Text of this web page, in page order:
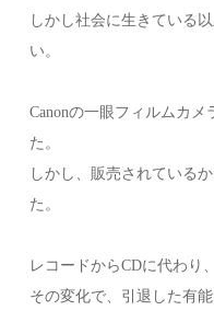
しかし社会に生きている
い。
Canonの一眼フィルムカ
た。
しかし、販売されている
た。
レコードからCDに代わり
その変化で、引退した有